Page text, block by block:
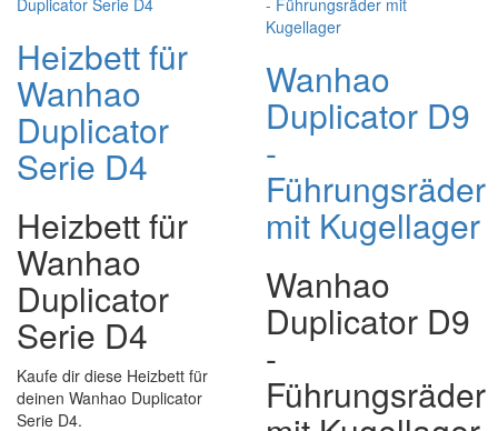
Heizbett für
Wanhao
Duplicator
Serie D4
Heizbett für
Wanhao
Duplicator
Serie D4
Kaufe dir diese Heizbett für
deinen Wanhao Duplicator
Serie D4.
Wanhao
Duplicator D9
-
Führungsräder
mit Kugellager
Wanhao
Duplicator D9
-
Führungsräder